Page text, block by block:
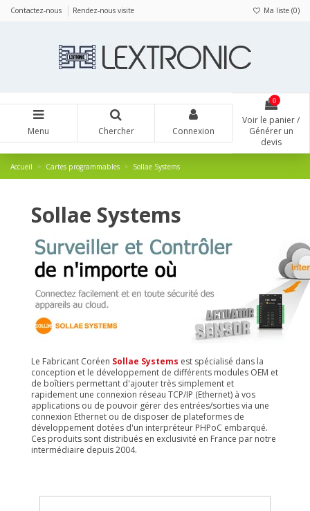
Contactez-nous Rendez-nous visite Ma liste (0)
Menu Chercher Connexion
0
Voir le panier /
Générer un
devis
Accueil Cartes programmables Sollae Systems
Sollae Systems
Le Fabricant Coréen Sollae Systems est spécialisé dans la
conception et le développement de différents modules OEM et
de boîtiers permettant d'ajouter très simplement et
rapidement une connexion réseau TCP/IP (Ethernet) à vos
applications ou de pouvoir gérer des entrées/sorties via une
connexion Ethernet ou de disposer de plateformes de
développement dotées d'un interpréteur PHPoC embarqué.
Ces produits sont distribués en exclusivité en France par notre
intermédiaire depuis 2004.
Panneau de gestion des cookies